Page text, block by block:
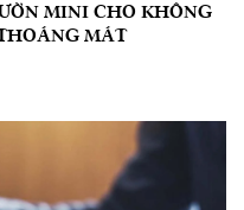
MINI CHO KHÔNG
MÁT